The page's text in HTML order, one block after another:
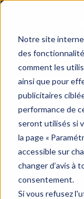
Notre site
des
comment les
ainsi que pour
publicitaires
performance de
seront utilisés si
la page «
accessible sur
changer d’avis à
consentement.
Si vous refusez
Centre de